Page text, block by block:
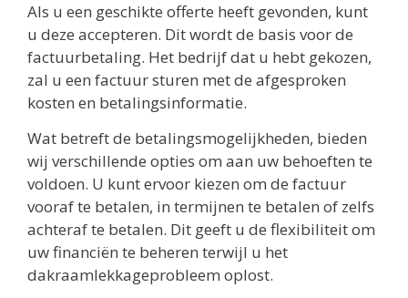
Als u een geschikte offerte heeft gevonden, kunt
u deze accepteren. Dit wordt de basis voor de
factuurbetaling. Het bedrijf dat u hebt gekozen,
zal u een factuur sturen met de afgesproken
kosten en betalingsinformatie.
Wat betreft de betalingsmogelijkheden, bieden
wij verschillende opties om aan uw behoeften te
voldoen. U kunt ervoor kiezen om de factuur
vooraf te betalen, in termijnen te betalen of zelfs
achteraf te betalen. Dit geeft u de flexibiliteit om
uw financiën te beheren terwijl u het
dakraamlekkageprobleem oplost.